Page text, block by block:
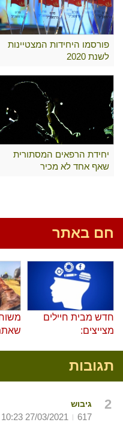
פורסמו היחידות המצטיינות
לשנת 2020
יחידת הרפאים המסתורית
שאף אחד לא מכיר
חם באתר
חדש מבית חיילים
מצייצים:
תגובות
2 גיבוש
617